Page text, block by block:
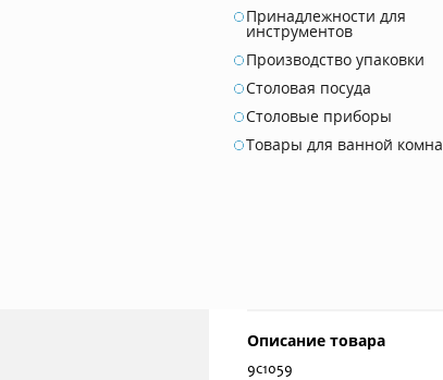
Принадлежности для
инструментов
Производство упаковки
Столовая посуда
Столовые приборы
Товары для ванной
Описание товара
9с1059